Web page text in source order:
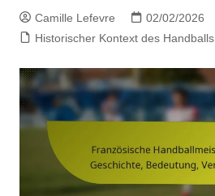
Camille Lefevre 02/02/2026
Historischer Kontext des Handballs